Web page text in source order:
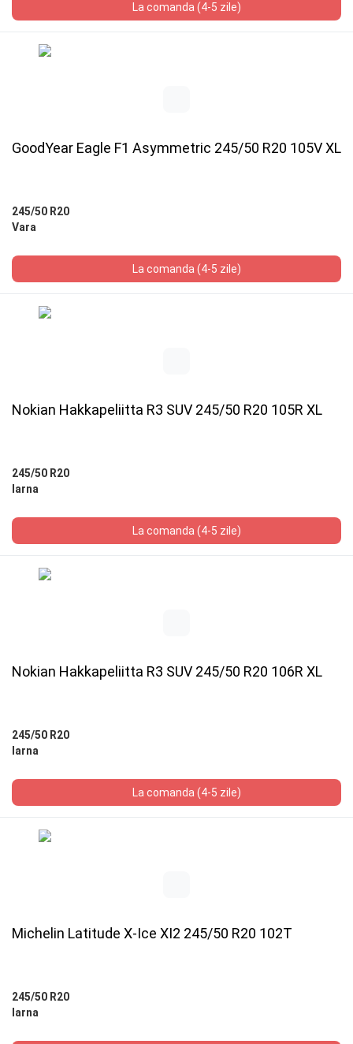
La comanda (4-5 zile)
GoodYear Eagle F1 Asymmetric 245/50 R20 105V XL
245/50 R20
Vara
La comanda (4-5 zile)
Nokian Hakkapeliitta R3 SUV 245/50 R20 105R XL
245/50 R20
Iarna
La comanda (4-5 zile)
Nokian Hakkapeliitta R3 SUV 245/50 R20 106R XL
245/50 R20
Iarna
La comanda (4-5 zile)
Michelin Latitude X-Ice XI2 245/50 R20 102T
245/50 R20
Iarna